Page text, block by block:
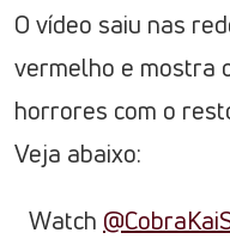
O vídeo saiu nas
vermelho e mostra
horrores com o
Veja abaixo:
Watch